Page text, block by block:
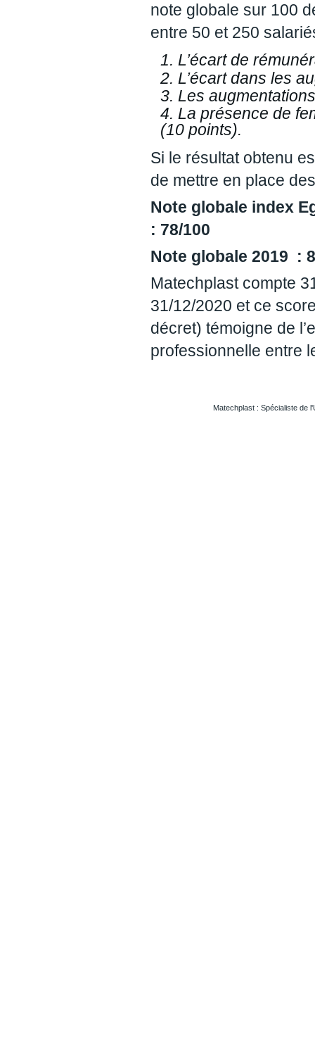
note globale sur 100
entre 50 et 250
L’écart de
L’écart dans les
Les
La présence de
(10 points).
Si le résultat obtenu
de mettre en place
Note globale index
: 78/100
Note globale 2019 :
Matechplast compte
31/12/2020 et ce
décret) témoigne de
professionnelle entre
Matechplast : Spécialiste de